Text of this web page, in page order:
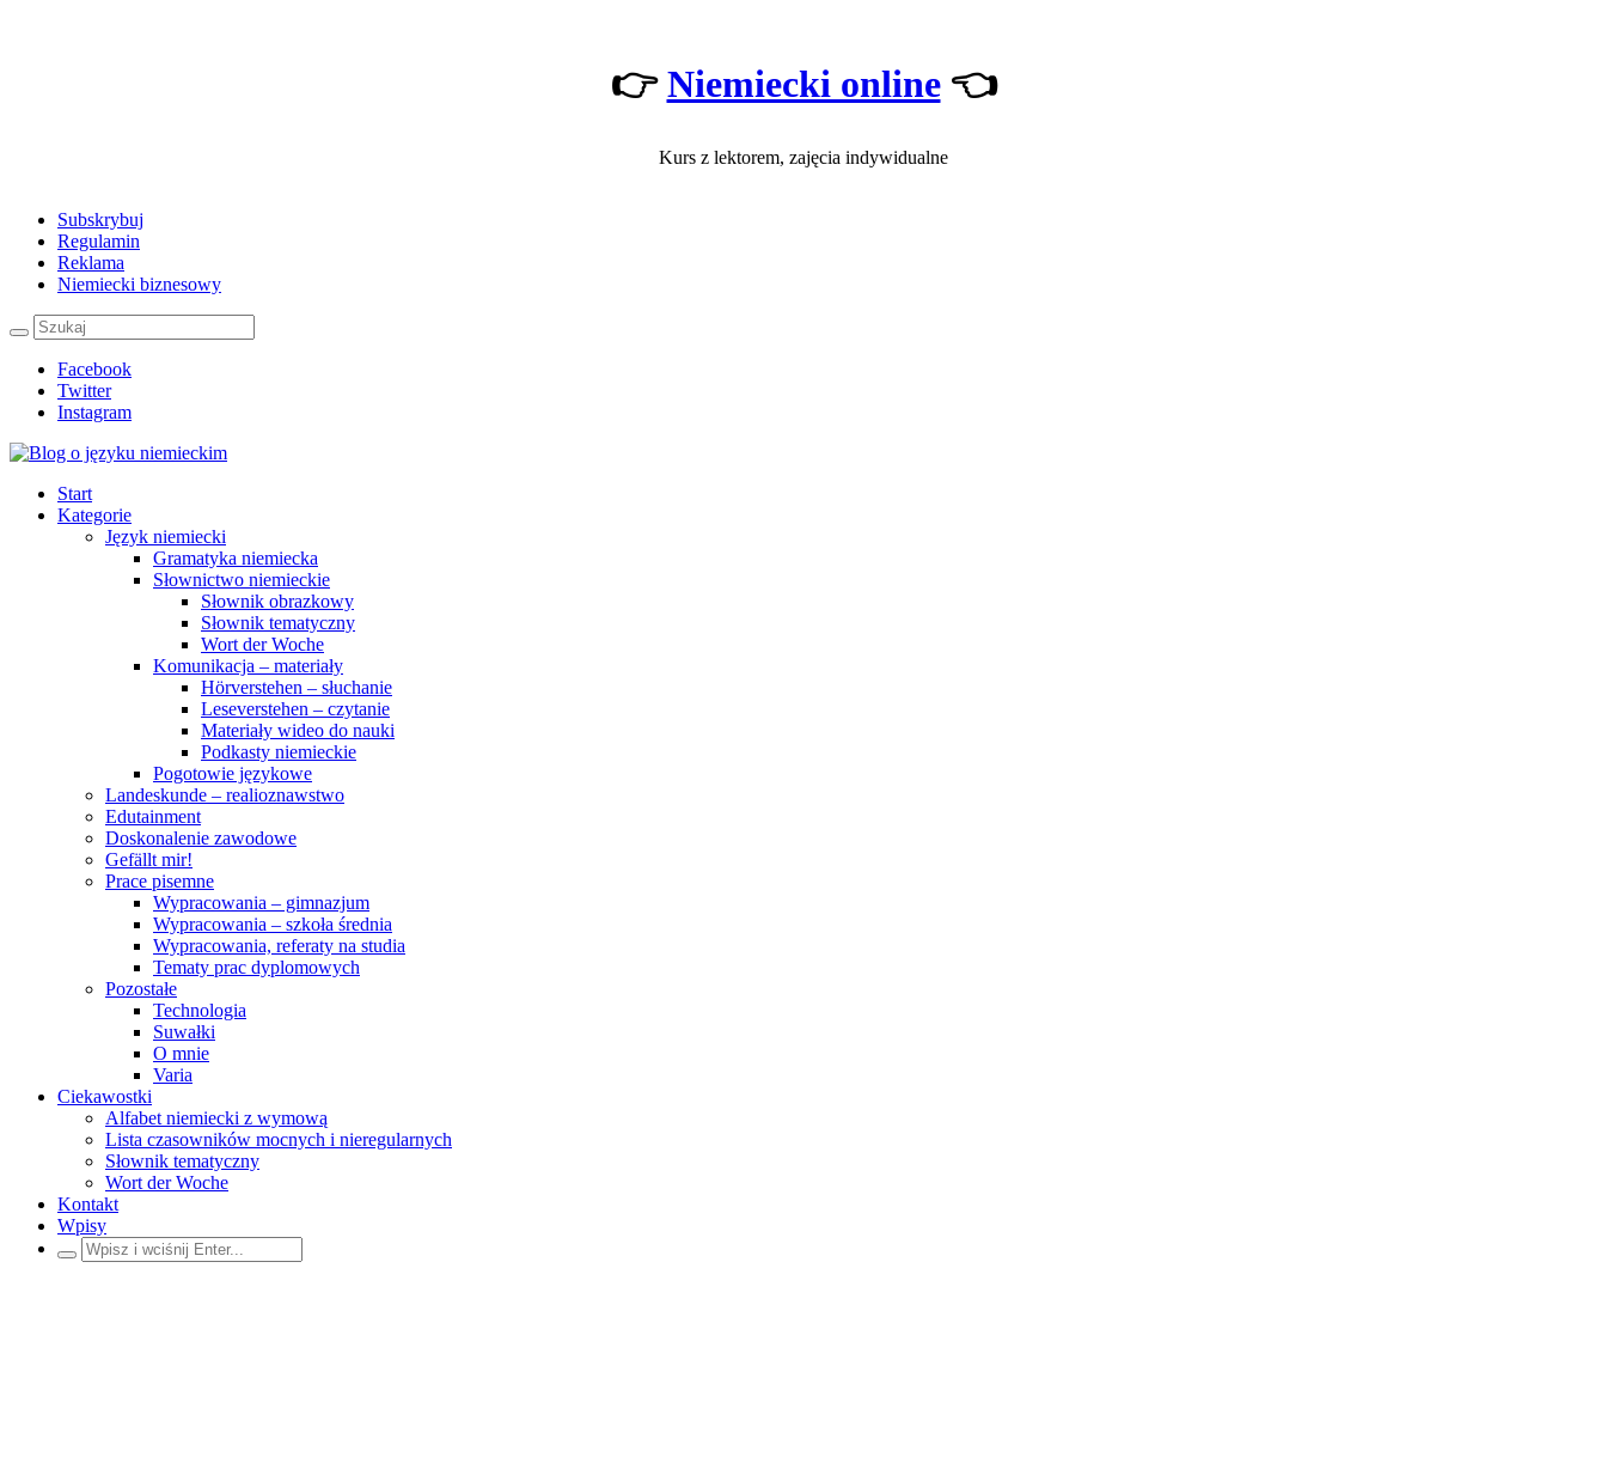
👉Niemiecki online👈
Kurs z lektorem, zajęcia indywidualne
Subskrybuj
Regulamin
Reklama
Niemiecki biznesowy
Facebook
Twitter
Instagram
Start
Kategorie
Język niemiecki
Gramatyka niemiecka
Słownictwo niemieckie
Słownik obrazkowy
Słownik tematyczny
Wort der Woche
Komunikacja – materiały
Hörverstehen – słuchanie
Leseverstehen – czytanie
Materiały wideo do nauki
Podkasty niemieckie
Pogotowie językowe
Landeskunde – realioznawstwo
Edutainment
Doskonalenie zawodowe
Gefällt mir!
Prace pisemne
Wypracowania – gimnazjum
Wypracowania – szkoła średnia
Wypracowania, referaty na studia
Tematy prac dyplomowych
Pozostałe
Technologia
Suwałki
O mnie
Varia
Ciekawostki
Alfabet niemiecki z wymową
Lista czasowników mocnych i nieregularnych
Słownik tematyczny
Wort der Woche
Kontakt
Wpisy